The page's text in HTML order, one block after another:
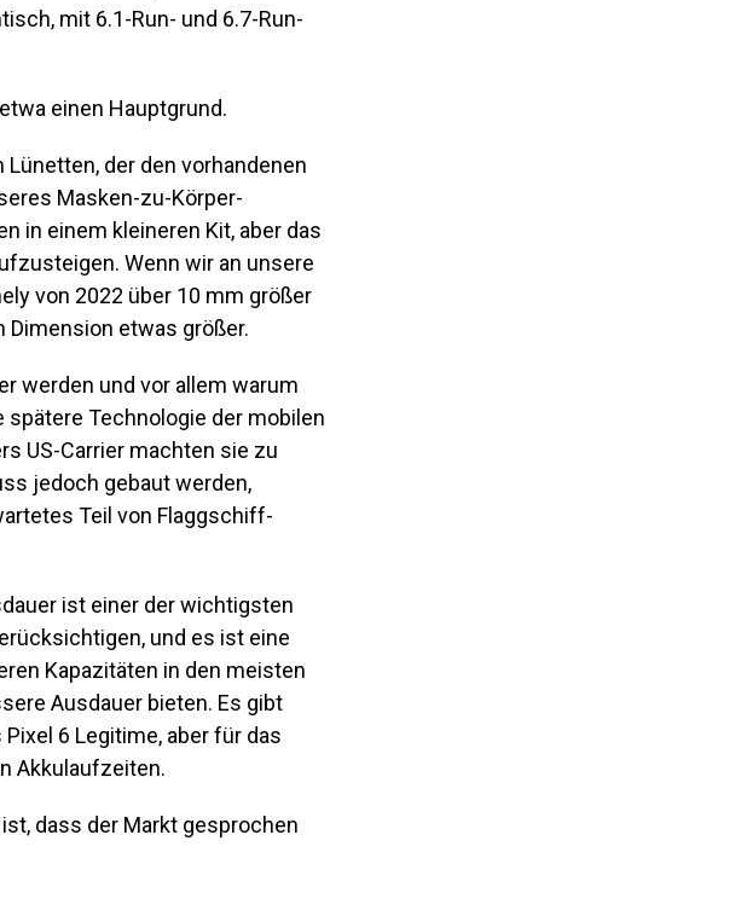
mit 6.1-Run- und 6.7-Run-
einen Hauptgrund.
der den vorhandenen
Masken-zu-Körper-
in einem kleineren Kit, aber das
Wenn wir an unsere
von 2022 über 10 mm größer
Dimension etwas größer.
werden und vor allem warum
spätere Technologie der mobilen
US-Carrier machten sie zu
jedoch gebaut werden,
Teil von Flaggschiff-
ist einer der wichtigsten
und es ist eine
Kapazitäten in den meisten
Ausdauer bieten. Es gibt
6 Legitime, aber für das
Akkulaufzeiten.
dass der Markt gesprochen